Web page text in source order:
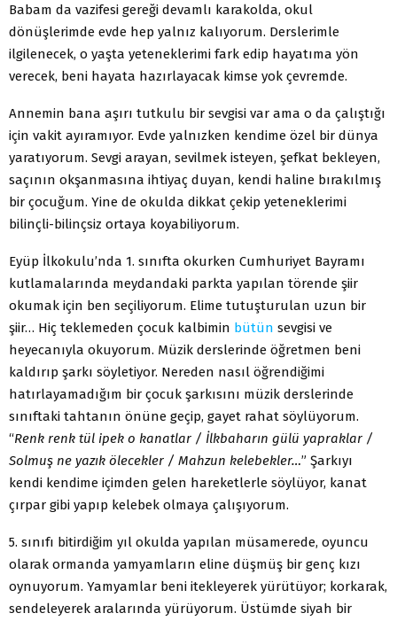
Babam da vazifesi gereği devamlı karakolda, okul
dönüşlerimde evde hep yalnız kalıyorum. Derslerimle
ilgilenecek, o yaşta yeteneklerimi fark edip hayatıma yön
verecek, beni hayata hazırlayacak kimse yok çevremde.
Annemin bana aşırı tutkulu bir sevgisi var ama o da çalıştığı
için vakit ayıramıyor. Evde yalnızken kendime özel bir dünya
yaratıyorum. Sevgi arayan, sevilmek isteyen, şefkat bekleyen,
saçının okşanmasına ihtiyaç duyan, kendi haline bırakılmış
bir çocuğum. Yine de okulda dikkat çekip yeteneklerimi
bilinçli-bilinçsiz ortaya koyabiliyorum.
Eyüp İlkokulu’nda 1. sınıfta okurken Cumhuriyet Bayramı
kutlamalarında meydandaki parkta yapılan törende şiir
okumak için ben seçiliyorum. Elime tutuşturulan uzun bir
şiir… Hiç teklemeden çocuk kalbimin bütün sevgisi ve
heyecanıyla okuyorum. Müzik derslerinde öğretmen beni
kaldırıp şarkı söyletiyor. Nereden nasıl öğrendiğimi
hatırlayamadığım bir çocuk şarkısını müzik derslerinde
sınıftaki tahtanın önüne geçip, gayet rahat söylüyorum.
“Renk renk tül ipek o kanatlar / İlkbaharın gülü yapraklar /
Solmuş ne yazık ölecekler / Mahzun kelebekler…” Şarkıyı
kendi kendime içimden gelen hareketlerle söylüyor, kanat
çırpar gibi yapıp kelebek olmaya çalışıyorum.
5. sınıfı bitirdiğim yıl okulda yapılan müsamerede, oyuncu
olarak ormanda yamyamların eline düşmüş bir genç kızı
oynuyorum. Yamyamlar beni itekleyerek yürütüyor; korkarak,
sendeleyerek aralarında yürüyorum. Üstümde siyah bir